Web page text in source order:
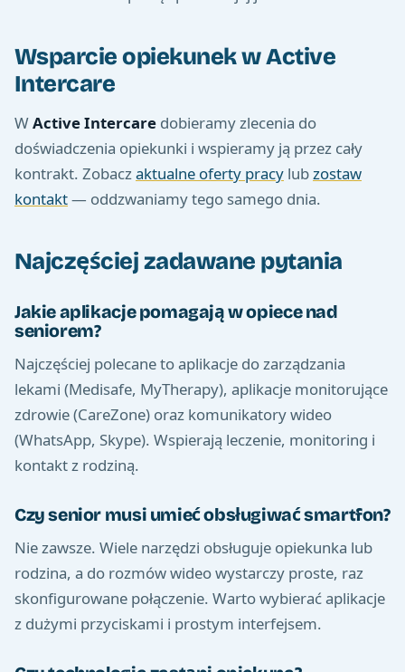
Wsparcie opiekunek w Active
Intercare
WActive Intercare dobieramy zlecenia do
doświadczenia opiekunki i wspieramy ją przez cały
kontrakt. Zobaczaktualne oferty pracy lubzostaw
kontakt— oddzwaniamy tego samego dnia.
Najczęściej zadawane pytania
Jakie aplikacje pomagają w opiece nad
seniorem?
Najczęściej polecane to aplikacje do zarządzania
lekami (Medisafe, MyTherapy), aplikacje monitorujące
zdrowie (CareZone) oraz komunikatory wideo
(WhatsApp, Skype). Wspierają leczenie, monitoring i
kontakt z rodziną.
Czy senior musi umieć obsługiwać smartfon?
Nie zawsze. Wiele narzędzi obsługuje opiekunka lub
rodzina, a do rozmów wideo wystarczy proste, raz
skonfigurowane połączenie. Warto wybierać aplikacje
z dużymi przyciskami i prostym interfejsem.